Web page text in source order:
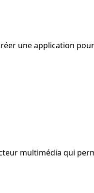
une application
multimédia qui